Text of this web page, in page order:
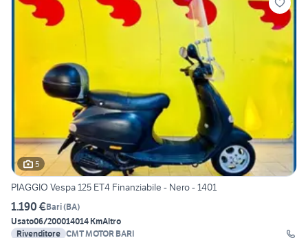
5
PIAGGIO Vespa 125 ET4 Finanziabile - Nero - 1401
1.190 €Bari(BA)
Usato06/200014014 KmAltro
Rivenditore CMT MOTOR BARI